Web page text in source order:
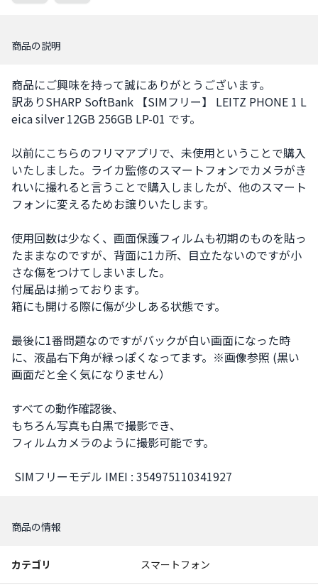
商品の説明
商品にご興味を持って誠にありがとうございます。
訳ありSHARP SoftBank 【SIMフリー】 LEITZ PHONE 1 L
eica silver 12GB 256GB LP-01 です。
以前にこちらのフリマアプリで、未使用ということで購入
いたしました。ライカ監修のスマートフォンでカメラがき
れいに撮れると言うことで購入しましたが、他のスマート
フォンに変えるためお譲りいたします。
使用回数は少なく、画面保護フィルムも初期のものを貼っ
たままなのですが、背面に1カ所、目立たないのですが小
さな傷をつけてしまいました。
付属品は揃っております。
箱にも開ける際に傷が少しある状態です。
最後に1番問題なのですがバックが白い画面になった時
に、液晶右下角が緑っぽくなってます。※画像参照 (黒い
画面だと全く気になりません）
すべての動作確認後、
もちろん写真も白黒で撮影でき、
フィルムカメラのように撮影可能です。
SIMフリーモデル IMEI : 354975110341927
商品の情報
カテゴリ スマートフォン